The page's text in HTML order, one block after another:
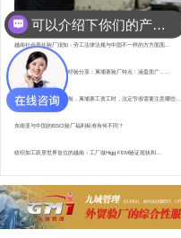
越南社会责任验厂须知：劳工法律法规与中国不一样的方方面面...
东南亚资深验厂顾问的经验分享：柬埔寨验厂特点 : 涵盖面广，...
直赴柬埔寨，为验厂护航，柬埔寨工资工时，法定节假需要注意哪些...
东南亚与中国的BSCI验厂福利标准有何不同？
纺织加工跃居世界首位的越南：工厂做Higg FEM验证现状和...